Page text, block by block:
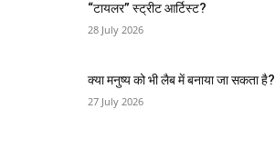
“टायलर” स्ट्रीट आर्टिस्ट?
28 July 2026
क्या मनुष्य को भी लैब में बनाया जा सकता है?
27 July 2026